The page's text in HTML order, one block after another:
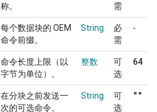
称。
需
每个数据块的 OEM
命令前缀。
String
必
需
-
命令长度上限（以
字节为单位）。
整数
可
选
64
在分块之前发送一
次的可选命令。
String
可
选
""